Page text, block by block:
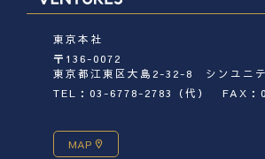
東京本社
〒136-0072
東京都江東区大島2-32-8 シンユニ
TEL：03-6778-2783（代） FAX：
MAP